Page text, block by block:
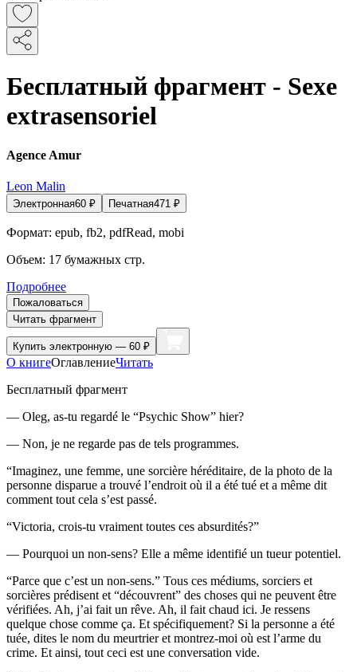
Бесплатный фрагмент - Sexe
extrasensoriel
Agence Amur
Leon Malin
Электронная60 ₽ Печатная471 ₽
Формат: epub, fb2, pdfRead, mobi
Объем: 17 бумажных стр.
Подробнее
Пожаловаться
Читать фрагмент
Купить электронную — 60 ₽
О книгеОглавлениеЧитать
Бесплатный фрагмент
— Oleg, as-tu regardé le “Psychic Show” hier?
— Non, je ne regarde pas de tels programmes.
“Imaginez, une femme, une sorcière héréditaire, de la photo de la
personne disparue a trouvé l’endroit où il a été tué et a même dit
comment tout cela s’est passé.
“Victoria, crois-tu vraiment toutes ces absurdités?”
— Pourquoi un non-sens? Elle a même identifié un tueur potentiel.
“Parce que c’est un non-sens.” Tous ces médiums, sorciers et
sorcières prédisent et “découvrent” des choses qui ne peuvent être
vérifiées. Ah, j’ai fait un rêve. Ah, il fait chaud ici. Je ressens
quelque chose comme ça. Et spécifiquement? Si la personne a été
tuée, dites le nom du meurtrier et montrez-moi où est l’arme du
crime. Et ainsi, tout ceci est une conversation vide.